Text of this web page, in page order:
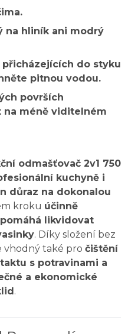
na hliník ani modrý
do styku
pitnou vodou.
površích
na méně viditelném
odmašťovač 2v1 750
kuchyně i
důraz na dokonalou
kroku účinně
likvidovat
. Díky složení bez
vhodný také pro čištění
s potravinami a
a ekonomické
.